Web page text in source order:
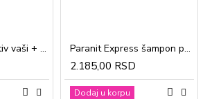
Paranit sprej protiv vaši + češalj 100ml Paranit Express šampon protiv vaši + češalj 200ml
2.185,00 RSD
Dodaj u korpu